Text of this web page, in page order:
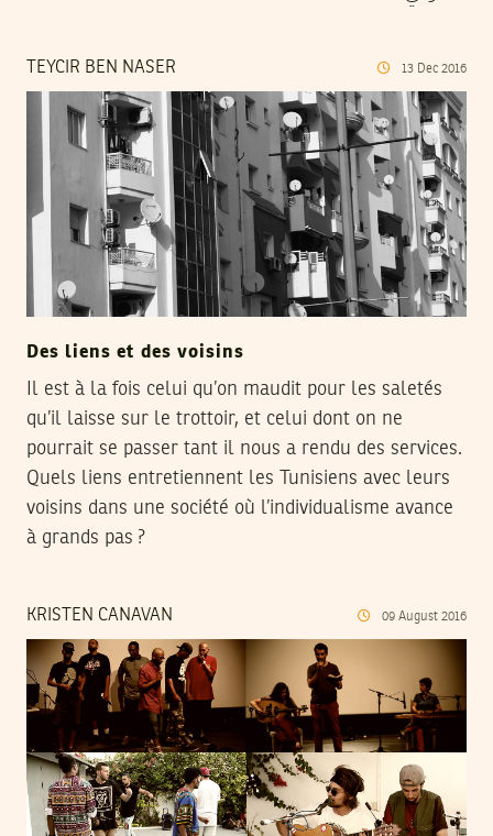
TEYCIR BEN NASER 13 Dec 2016
Des liens et des voisins
Il est à la fois celui qu’on maudit pour les saletés
qu’il laisse sur le trottoir, et celui dont on ne
pourrait se passer tant il nous a rendu des services.
Quels liens entretiennent les Tunisiens avec leurs
voisins dans une société où l’individualisme avance
à grands pas ?
KRISTEN CANAVAN 09 August 2016